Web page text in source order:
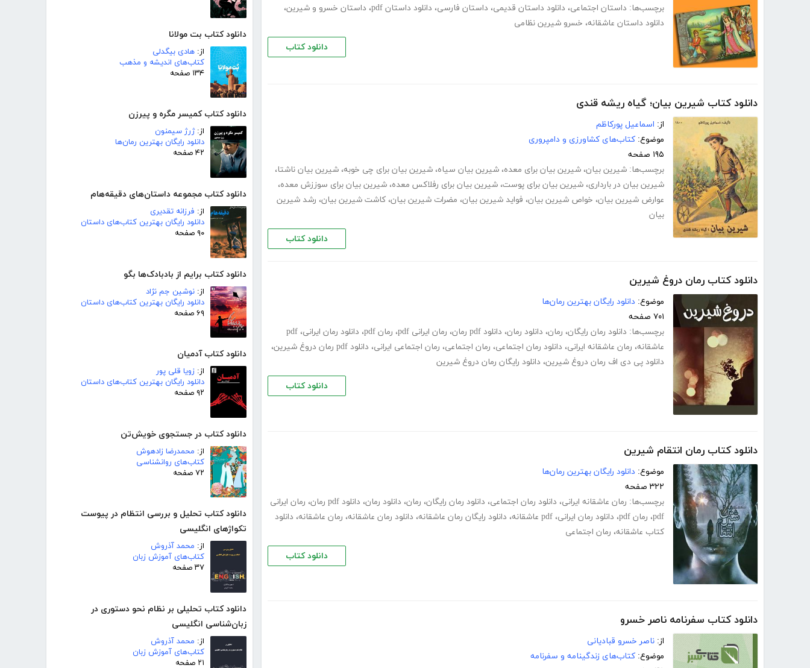
دانلود کتاب بت مولانا
از: هادی بیگدلی
کتاب‌های اندیشه و مذهب
۱۳۴ صفحه
دانلود کتاب کمیسر مگره و پیرزن
از:ژرژ سیمنون
دانلود رایگان بهترین رمان‌ها
۴۲ صفحه
دانلود کتاب مجموعه داستان‌های دقیقه‌هام
از: فرزانه تقدیری
دانلود رایگان بهترین کتاب‌های داستان
۹۰ صفحه
دانلود کتاب برایم از بادبادک‌ها بگو
از: نوشین جم نژاد
دانلود رایگان بهترین کتاب‌های داستان
۶۹ صفحه
دانلود کتاب آدمیان
از: زویا قلی پور
دانلود رایگان بهترین کتاب‌های داستان
۹۲ صفحه
دانلود کتاب در جستجوی خویش‌تن
از: محمدرضا زادهوش
کتاب‌های روانشناسی
۷۲ صفحه
دانلود کتاب تحلیل و بررسی انتظام در پیوست
تکواژهای انگلیسی
از: محمد آذروش
کتاب‌های آموزش زبان
۳۷ صفحه
دانلود کتاب تحلیلی بر نظام نحو دستوری در
زبان‌شناسی انگلیسی
از: محمد آذروش
کتاب‌های آموزش زبان
۲۱ صفحه
برچسب‌ها: داستان اجتماعی، دانلود داستان قدیمی، داستان فارسی، دانلود داستان pdf ، داستان خسرو و شیرین،
دانلود داستان عاشقانه، خسرو شیرین نظامی
دانلود کتاب
دانلود کتاب شیرین بیان؛ گیاه ریشه قندی
از: اسماعیل پورکاظم
موضوع: کتاب‌های کشاورزی و دامپروری
۱۹۵ صفحه
برچسب‌ها: شیرین بیان، شیرین بیان برای معده، شیرین بیان سیاه، شیرین بیان برای چی خوبه، شیرین بیان ناشتا،
شیرین بیان در بارداری، شیرین بیان برای پوست، شیرین بیان برای رفلاکس معده، شیرین بیان برای سوززش معده،
عوارض شیرین بیان، خواص شیرین بیان، فواید شیرین بیان، مضرات شیرین بیان، کاشت شیرین بیان، رشد شیرین
بیان
دانلود کتاب
دانلود کتاب رمان دروغ شیرین
موضوع: دانلود رایگان بهترین رمان‌ها
۷۰۱ صفحه
برچسب‌ها: دانلود رمان رایگان، رمان، دانلود رمان، دانلود pdf رمان ، رمان ایرانی pdf ، رمان pdf ، دانلود رمان ایرانی، pdf
عاشقانه، رمان عاشقانه ایرانی، دانلود رمان اجتماعی، رمان اجتماعی، رمان اجتماعی ایرانی، دانلود pdf رمان دروغ شیرین
،
دانلود پی دی اف رمان دروغ شیرین، دانلود رایگان رمان دروغ شیرین
دانلود کتاب
دانلود کتاب رمان انتقام شیرین
موضوع: دانلود رایگان بهترین رمان‌ها
۳۲۲ صفحه
برچسب‌ها: رمان عاشقانه ایرانی، دانلود رمان اجتماعی، دانلود رمان رایگان، رمان، دانلود رمان، دانلود pdf رمان ، رمان ایرانی
pdf، رمان pdf ، دانلود رمان ایرانی، pdf عاشقانه ، دانلود رایگان رمان عاشقانه، دانلود رمان عاشقانه، رمان عاشقانه، دانلود
کتاب عاشقانه، رمان اجتماعی
دانلود کتاب
دانلود کتاب سفرنامه ناصر خسرو
از: ناصر خسرو قبادیانی
موضوع: کتاب‌های زندگینامه و سفرنامه